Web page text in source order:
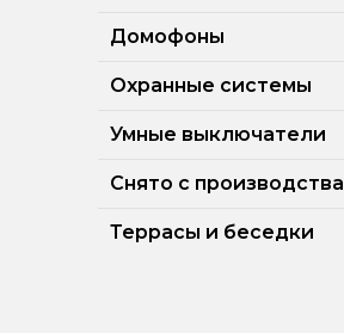
Домофоны
Охранные системы
Умные выключатели
Снято с производства
Террасы и беседки